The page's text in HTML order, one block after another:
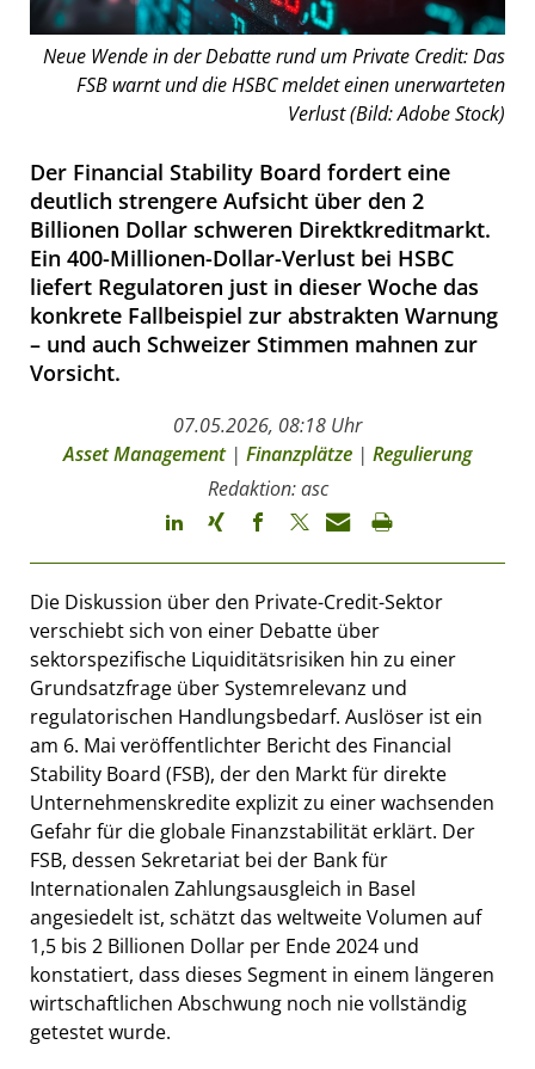
Neue Wende in der Debatte rund um Private Credit: Das
FSB warnt und die HSBC meldet einen unerwarteten
Verlust (Bild: Adobe Stock)
Der Financial Stability Board fordert eine
deutlich strengere Aufsicht über den 2
Billionen Dollar schweren Direktkreditmarkt.
Ein 400-Millionen-Dollar-Verlust bei HSBC
liefert Regulatoren just in dieser Woche das
konkrete Fallbeispiel zur abstrakten Warnung
– und auch Schweizer Stimmen mahnen zur
Vorsicht.
07.05.2026, 08:18 Uhr
Asset Management| Finanzplätze | Regulierung
Redaktion: asc
Die Diskussion über den Private-Credit-Sektor
verschiebt sich von einer Debatte über
sektorspezifische Liquiditätsrisiken hin zu einer
Grundsatzfrage über Systemrelevanz und
regulatorischen Handlungsbedarf. Auslöser ist ein
am 6. Mai veröffentlichter Bericht des Financial
Stability Board (FSB), der den Markt für direkte
Unternehmenskredite explizit zu einer wachsenden
Gefahr für die globale Finanzstabilität erklärt. Der
FSB, dessen Sekretariat bei der Bank für
Internationalen Zahlungsausgleich in Basel
angesiedelt ist, schätzt das weltweite Volumen auf
1,5 bis 2 Billionen Dollar per Ende 2024 und
konstatiert, dass dieses Segment in einem längeren
wirtschaftlichen Abschwung noch nie vollständig
getestet wurde.